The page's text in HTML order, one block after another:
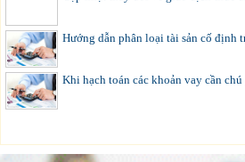
Hướng dẫn phân loại tài sản cố định
Khi hạch toán các khoản vay cần